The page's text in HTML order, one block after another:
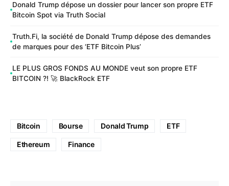
Donald Trump dépose un dossier pour lancer son propre ETF
Bitcoin Spot via Truth Social
Truth.Fi, la société de Donald Trump dépose des demandes
de marques pour des ‘ETF Bitcoin Plus’
LE PLUS GROS FONDS AU MONDE veut son propre ETF
BITCOIN ?! 🚀 BlackRock ETF
Bitcoin Bourse Donald Trump ETF
Ethereum Finance